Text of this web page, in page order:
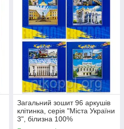
Загальний зошит 96 аркушів
клітинка, серія "Міста України
3", білизна 100%